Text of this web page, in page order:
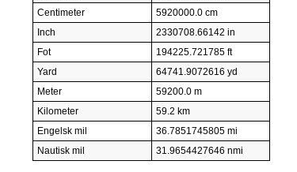
Centimeter
5920000.0 cm
Inch
2330708.66142 in
Fot
194225.721785 ft
Yard
64741.9072616 yd
Meter
59200.0 m
Kilometer
59.2 km
Engelsk mil
36.7851745805 mi
Nautisk mil
31.9654427646 nmi